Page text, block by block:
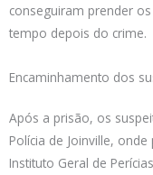
conseguiram prender
tempo depois do crime.
Encaminhamento dos
Após a prisão, os
Polícia de Joinville,
Instituto Geral de